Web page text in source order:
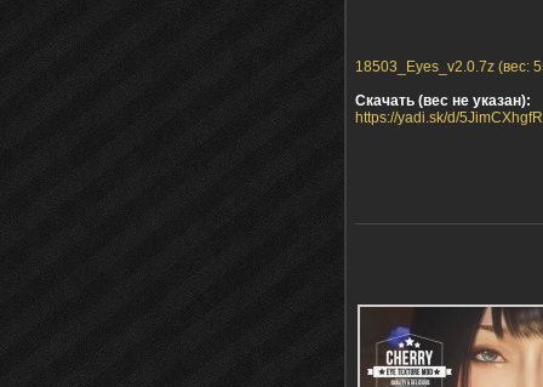
18503_Eyes_v2.0.7z (вес:
Скачать (вес не указан):
https://yadi.sk/d/